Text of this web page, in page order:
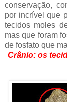
conservação,
por incrível que
tecidos moles
mas que foram
de fosfato que
Crânio: os